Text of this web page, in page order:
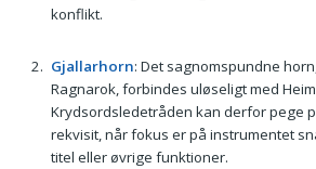
konflikt.
Gjallarhorn: Det sagnomspundne
Ragnarok, forbindes uløseligt med
Krydsordsledetråden kan derfor pege
rekvisit, når fokus er på instrumentet
titel eller øvrige funktioner.